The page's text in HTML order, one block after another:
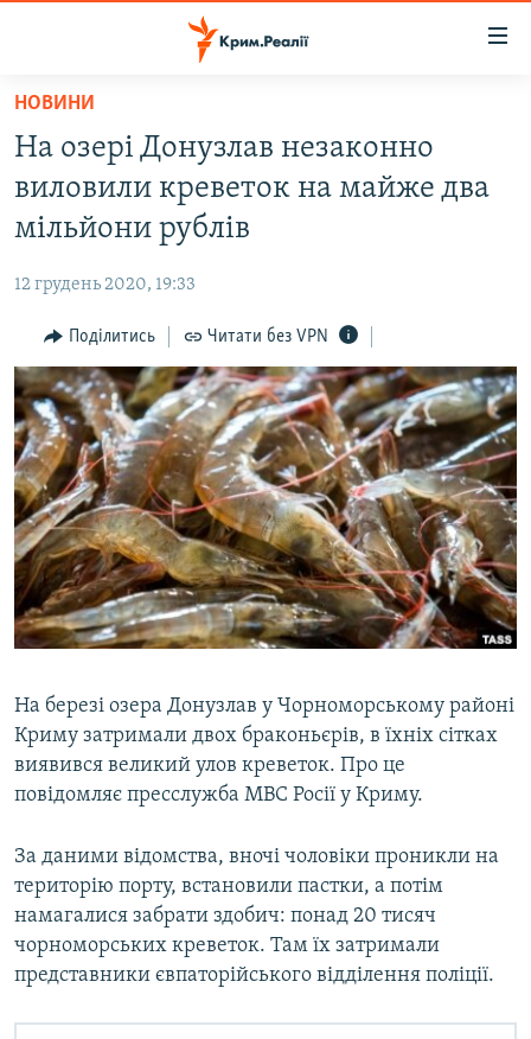
Перейти
основного
матеріалу
Перейти
до
основної
навігації
Перейти
до
пошуку
ВОДА.КРИМ
ВІДЕО ТА ФОТО
БЛОГИ
ПОГЛЯД
ІНТЕРВ'Ю
ВСЕ ЗА ДЕНЬ
СПЕЦПРОЕКТИ
ДЕПОРТАЦІЯ
ВІДЕОУРОКИ «ELIFBE»
СВІДЧЕННЯ ОКУПАЦІЇ
УКРАЇНСЬКА ПРОБЛЕМА КРИМУ
ЯК ОБІЙТИ БЛОКУВАННЯ
Русский
Qırımtatar
Усі сайти RFE/RL
НОВИНИ
На озері Донузлав незаконно
виловили креветок на майже два
мільйони рублів
12 грудень 2020, 19:33
Поділитись Читати без VPN
На березі озера Донузлав у Чорноморському районі
Криму затримали двох браконьєрів, в їхніх сітках
виявився великий улов креветок. Про це
повідомляє пресслужба МВС Росії у Криму.
За даними відомства, вночі чоловіки проникли на
територію порту, встановили пастки, а потім
намагалися забрати здобич: понад 20 тисяч
чорноморських креветок. Там їх затримали
представники євпаторійського відділення поліції.